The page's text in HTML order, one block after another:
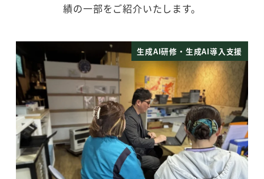
績の一部をご紹介いたします。
生成AI研修・生成AI導入支援